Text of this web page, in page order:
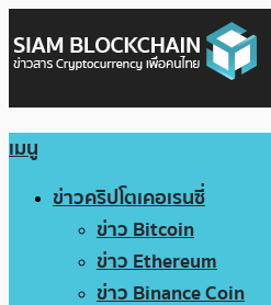
เมนู
ข่าวคริปโตเคอเรนซี่
ข่าว Bitcoin
ข่าว Ethereum
ข่าว Binance Coin